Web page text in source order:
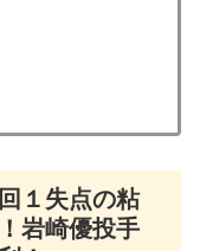
１失点の粘
岩崎優投手